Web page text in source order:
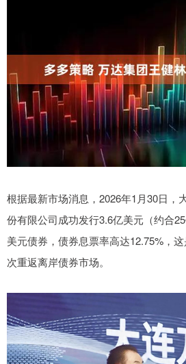
根据最新市场消息，2026年1月30日，
份有限公司成功发行3.6亿美元（约合
美元债券，债券息票率高达12.75%，
次重返离岸债券市场。